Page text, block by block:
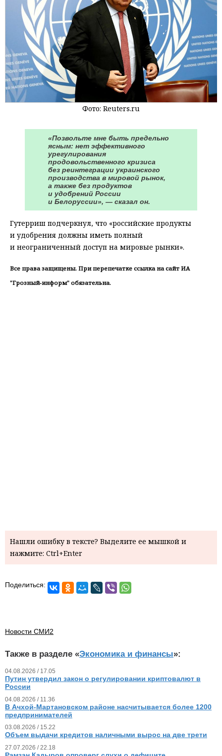
Фото: Reuters.ru
«Позвольте мне быть предельно
ясным: нет эффективного
урегулирования
продовольственного кризиса
без реинтеграции украинского
производства в мировой рынок,
а также без продуктов
и удобрений России
и Белоруссии», — сказал он.
Гутерриш подчеркнул, что «российские продукты
и удобрения должны иметь полный
и неограниченный доступ на мировые рынки».
Все права защищены. При перепечатке ссылка на сайт ИА
"Грозный-информ" обязательна.
Нашли ошибку в тексте? Выделите ее мышкой и
нажмите: Ctrl+Enter
Поделиться:
Новости СМИ2
Также в разделе «Экономика и финансы»:
04.08.2026 / 17.05
Путин утвердил закон о регулировании криптовалют в
России
04.08.2026 / 11.36
В Ачхой-Мартановском районе насчитывается более 1200
предпринимателей
03.08.2026 / 15.22
Объем выдачи кредитов наличными вырос на две трети
27.07.2026 / 22.18